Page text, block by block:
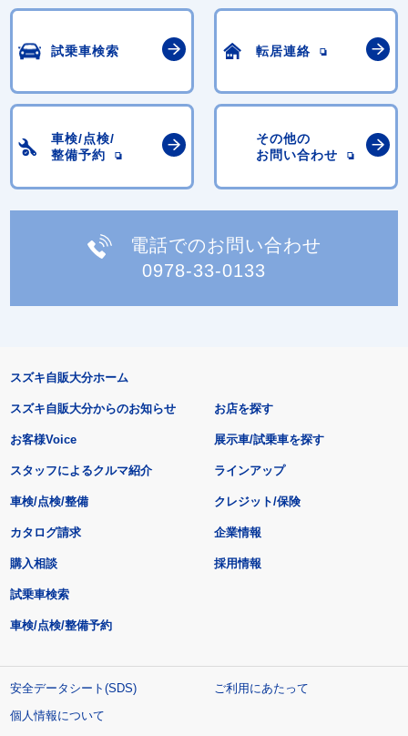
試乗車検索 転居連絡
車検/点検/
整備予約
その他の
お問い合わせ
電話でのお問い合わせ
0978-33-0133
スズキ自販大分ホーム
スズキ自販大分からのお知らせ
お客様Voice
スタッフによるクルマ紹介
お店を探す
展示車/試乗車を探す
ラインアップ
車検/点検/整備 クレジット/保険
カタログ請求
購入相談
試乗車検索
車検/点検/整備予約
企業情報
採用情報
安全データシート(SDS)
ご利用にあたって
個人情報について